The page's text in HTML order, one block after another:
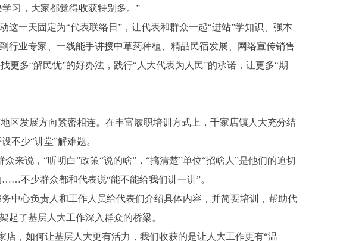
习，大家都觉得收获特别多。”
一天固定为“代表联络日”，让代表和群众一起“进站”学知识、强本
行业专家、一线能手讲授中草药种植、精品民宿发展、网络宣传销售
多“解民忧”的好办法，践行“人大代表为人民”的承诺，让更多“期
发展方向紧密相连。在丰富履职培训方式上，千家店镇人大充分结
不少“讲堂”解难题。
说，“听明白”政策“说的啥”，“搞清楚”单位“招啥人”是他们的迫切
不少群众都和代表说“能不能给我们讲一讲”。
心负责人和工作人员给代表们介绍具体内容，并简要培训，帮助代
起了基层人大工作深入群众的桥梁。
，如何让基层人大更有活力，我们收获的是让人大工作更有“温